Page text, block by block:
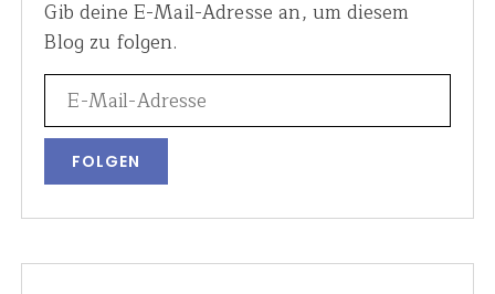
Gib deine E-Mail-Adresse an, um diesem
Blog zu folgen.